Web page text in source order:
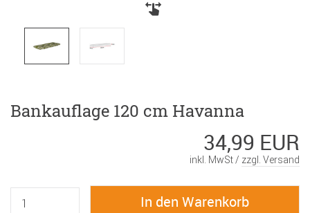
Bankauflage 120 cm Havanna
34,99 EUR
inkl. MwSt / zzgl. Versand